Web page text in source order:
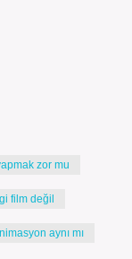
zor mu
film değil
aynı mı